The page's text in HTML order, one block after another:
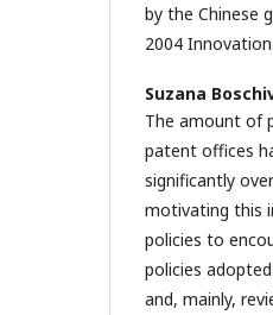
by the Chinese
2004
Suzana
The amount of
patent offices
significantly
motivating this
policies to
policies
and, mainly,